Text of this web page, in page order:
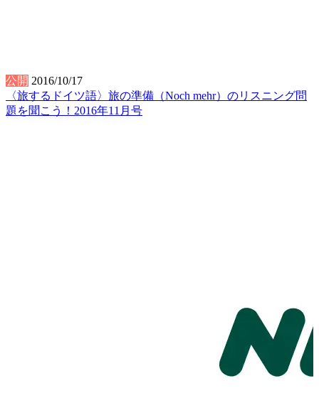
公開 2016/10/17
〈旅するドイツ語〉旅の準備（Noch mehr）のリスニング問
題を聞こう！2016年11月号